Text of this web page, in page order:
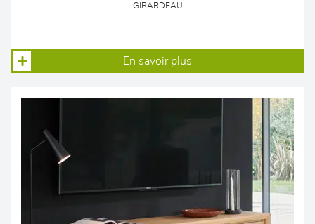
GIRARDEAU
En savoir plus